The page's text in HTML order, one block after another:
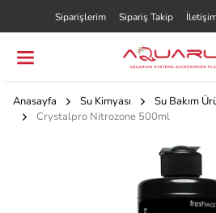
Siparişlerim Sipariş Takip
Anasayfa Su Kimyası Su Bakım
Crystalpro Nitrozone 500ml